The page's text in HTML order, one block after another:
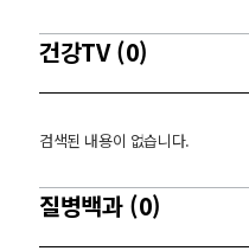
건강TV (0)
검색된 내용이 없습니다.
질병백과 (0)